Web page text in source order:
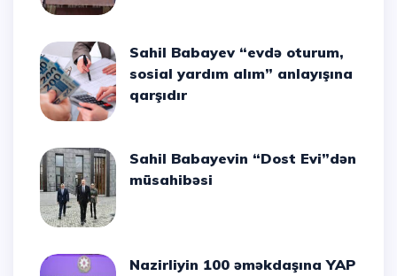
Sahil Babayev “evdə oturum,
sosial yardım alım” anlayışına
qarşıdır
Sahil Babayevin “Dost Evi”dən
müsahibəsi
Nazirliyin 100 əməkdaşına YAP